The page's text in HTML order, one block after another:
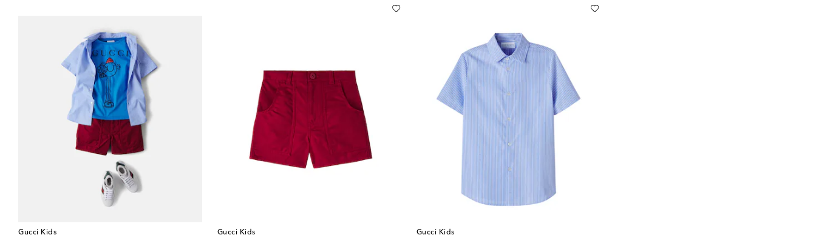
Gucci Kids
Gucci Kids
Gucci Kids